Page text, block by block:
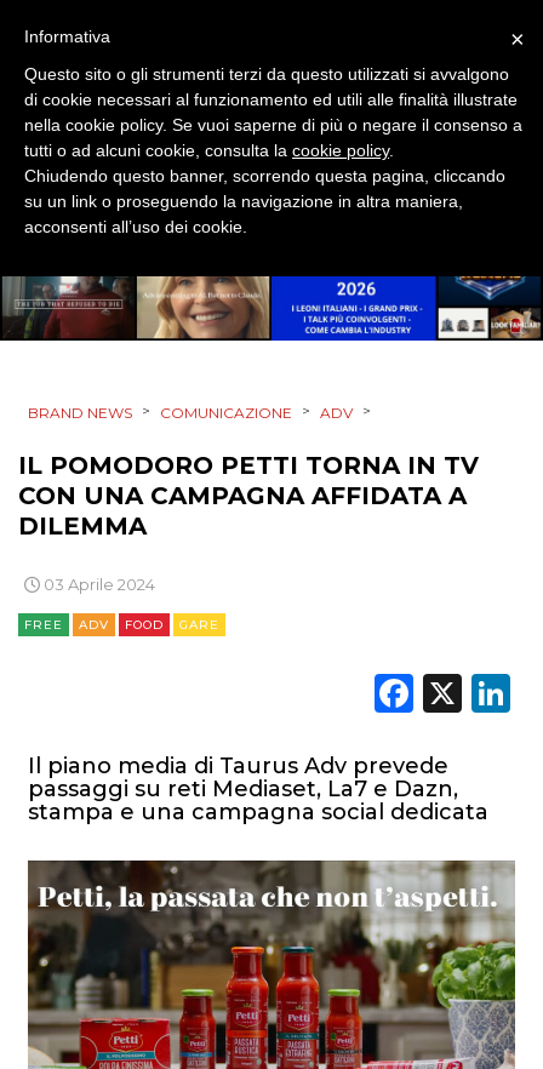
PREVISIONI/SCENARI
NORMATIVE
TREND
CASE HISTORY
OPINIONI
BRAND NEWS > COMUNICAZIONE > ADV >
IL POMODORO PETTI TORNA IN TV
CON UNA CAMPAGNA AFFIDATA A
DILEMMA
03 Aprile 2024
FREE ADV FOOD GARE
X
Il piano media di Taurus Adv prevede
passaggi su reti Mediaset, La7 e Dazn,
stampa e una campagna social dedicata
×
Informativa
Questo sito o gli strumenti terzi da questo utilizzati si avvalgono
di cookie necessari al funzionamento ed utili alle finalità illustrate
nella cookie policy. Se vuoi saperne di più o negare il consenso a
tutti o ad alcuni cookie, consulta la cookie policy.
Chiudendo questo banner, scorrendo questa pagina, cliccando
su un link o proseguendo la navigazione in altra maniera,
acconsenti all’uso dei cookie.